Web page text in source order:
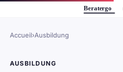
Accueil›Ausbildung
AUSBILDUNG